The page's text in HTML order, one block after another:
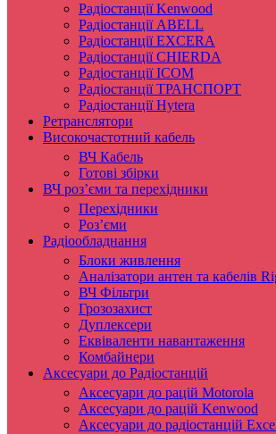
Радіостанції Kenwood
Радіостанції ABELL
Радіостанції EXCERA
Радіостанції CHIERDA
Радіостанції ICOM
Радіостанції ТРАНСПОРТ
Радіостанції Hytera
Ретранслятори
Високочастотний кабель
ВЧ Кабель
Готові збірки
ВЧ роз’єми та перехідники
Перехідники
Роз’єми
Радіообладнання
Блоки живлення
Аналізатори антен та кабелів
ВЧ Фільтри
Грозозахист
Дуплексери
Еквіваленти навантаження
Комбайнери
Аксесуари до Радіостанцій
Аксесуари до рацій Motorola
Аксесуари до рацій Kenwood
Аксесуари до радіостанцій